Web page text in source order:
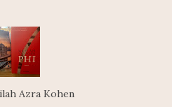
Azra Kohen